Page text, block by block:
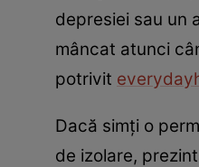
depresiei sau un
mâncat atunci
potrivit
Dacă simți o
de izolare,